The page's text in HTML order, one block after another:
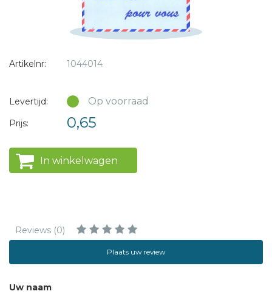
Artikelnr: 1044014
Levertijd: Op voorraad
Prijs: 0,65
In winkelwagen
Reviews (0)
Plaats uw review
Uw naam